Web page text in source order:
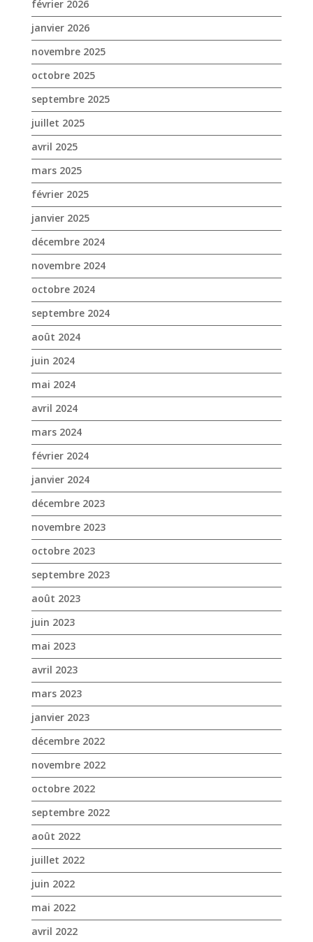
février 2026
janvier 2026
novembre 2025
octobre 2025
septembre 2025
juillet 2025
avril 2025
mars 2025
février 2025
janvier 2025
décembre 2024
novembre 2024
octobre 2024
septembre 2024
août 2024
juin 2024
mai 2024
avril 2024
mars 2024
février 2024
janvier 2024
décembre 2023
novembre 2023
octobre 2023
septembre 2023
août 2023
juin 2023
mai 2023
avril 2023
mars 2023
janvier 2023
décembre 2022
novembre 2022
octobre 2022
septembre 2022
août 2022
juillet 2022
juin 2022
mai 2022
avril 2022